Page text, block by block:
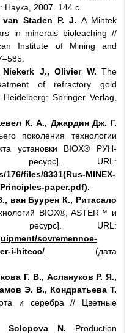
Наука, 2007. 144 с.
Staden P. J. A Mintek
in minerals bioleaching //
Institute of Mining and
J., Olivier W. The
of refractory gold
Springer Verlag,
К. А., Джардин Дж. Г.
поколения технологии
установки BIOX® РУН-
ресурс]. URL:
files/8331(Rus-MINEX-
paper.pdf).
ван Буурен К., Ритасало
BIOX®, ASTER™ и
ресурс]. URL:
sovremennoe-
i-hitecc/ (дата
Г. В., Аслануков Р. Я.,
Э. В., Кондратьева Т.
и серебра // Цветные
N. Production